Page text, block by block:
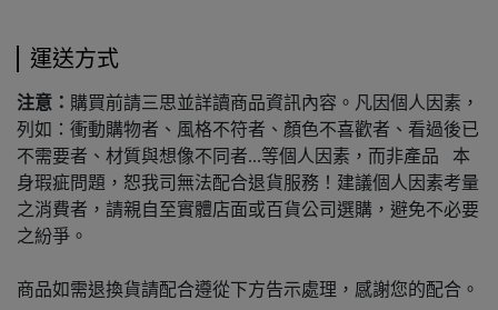
運送方式
注意： 購買前請三思並詳讀商品資訊內容。凡因個人因素，
列如：衝動購物者、風格不符者、顏色不喜歡者、看過後已
不需要者、材質與想像不同者...等個人因素，而非產品 本
身瑕疵問題，恕我司無法配合退貨服務！建議個人因素考量
之消費者，請親自至實體店面或百貨公司選購，避免不必要
之紛爭。
商品如需退換貨請配合遵從下方告示處理，感謝您的配合。